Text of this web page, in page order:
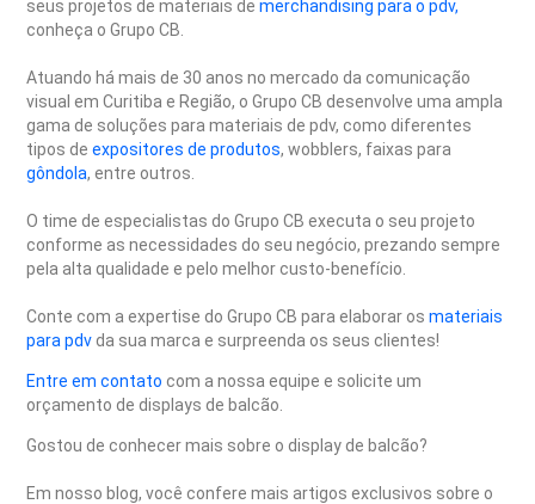
seus projetos de materiais demerchandising para o pdv,
conheça o Grupo CB.
Atuando há mais de 30 anos no mercado da comunicação
visual em Curitiba e Região, o Grupo CB desenvolve uma ampla
gama de soluções para materiais de pdv, como diferentes
tipos deexpositores de produtos, wobblers, faixas para
gôndola, entre outros.
O time de especialistas do Grupo CB executa o seu projeto
conforme as necessidades do seu negócio, prezando sempre
pela alta qualidade e pelo melhor custo-benefício.
Conte com a expertise do Grupo CB para elaborar osmateriais
para pdv da sua marca e surpreenda os seus clientes!
Entre em contato com a nossa equipe e solicite um
orçamento de displays de balcão.
Gostou de conhecer mais sobre o display de balcão?
Em nosso blog, você confere mais artigos exclusivos sobre o